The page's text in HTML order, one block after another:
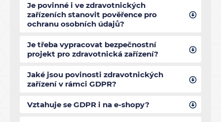
Je povinné i ve zdravotnických
zařízeních stanovit pověřence pro
ochranu osobních údajů?
Je třeba vypracovat bezpečnostní
projekt pro zdravotnická zařízení?
Jaké jsou povinosti zdravotnických
zařízení v rámci GDPR?
Vztahuje se GDPR i na e-shopy?